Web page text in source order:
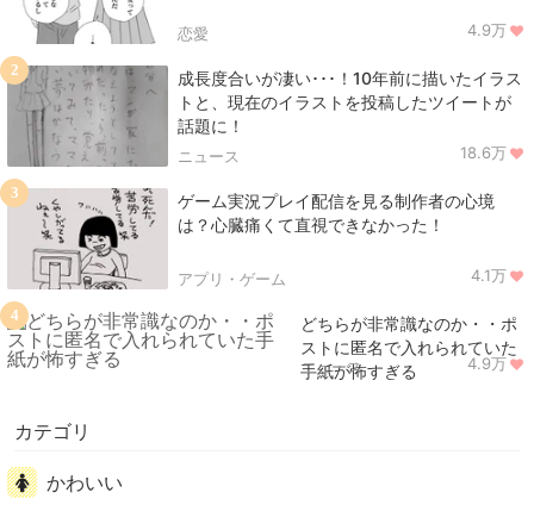
恋愛 4.9万
成長度合いが凄い･･･！10年前に描いたイラス
トと、現在のイラストを投稿したツイートが
話題に！
ニュース 18.6万
2
ゲーム実況プレイ配信を見る制作者の心境
は？心臓痛くて直視できなかった！
アプリ・ゲーム 4.1万
3
どちらが非常識なのか・・ポ
ストに匿名で入れられていた
手紙が怖すぎる
ニュース 4.9万
4
カテゴリ
かわいい